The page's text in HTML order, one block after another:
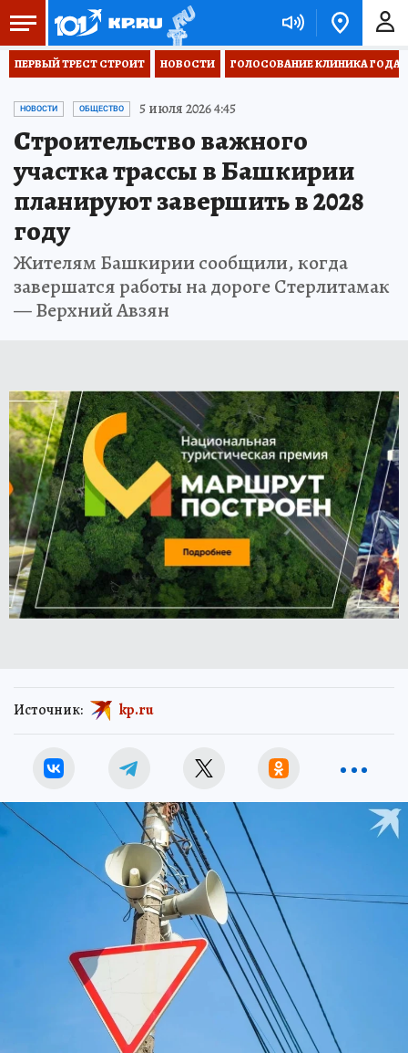
ПЕРВЫЙ ТРЕСТ СТРОИТ НОВОСТИ ГОЛОСОВАНИЕ КЛИНИКА ГОДА
НОВОСТИ ОБЩЕСТВО 5 июля 2026 4:45
Строительство важного
участка трассы в Башкирии
планируют завершить в 2028
году
Жителям Башкирии сообщили, когда
завершатся работы на дороге Стерлитамак
— Верхний Авзян
Источник: kp.ru